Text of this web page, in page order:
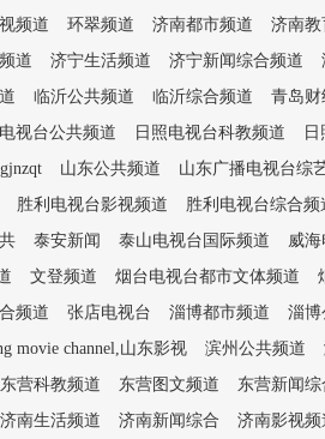
频道 环翠频道 济南都市频道 济南教
道 济宁生活频道 济宁新闻综合频道
临沂公共频道 临沂综合频道 青岛财
视台公共频道 日照电视台科教频道
山东公共频道 山东广播电视台综
胜利电视台影视频道 胜利电视台综合频
泰安新闻 泰山电视台国际频道 威
文登频道 烟台电视台都市文体频道
频道 张店电视台 淄博都市频道 淄博
movie channel,山东影视 滨州公共频道
东营科教频道 东营图文频道 东营新闻综
济南生活频道 济南新闻综合 济南影视频